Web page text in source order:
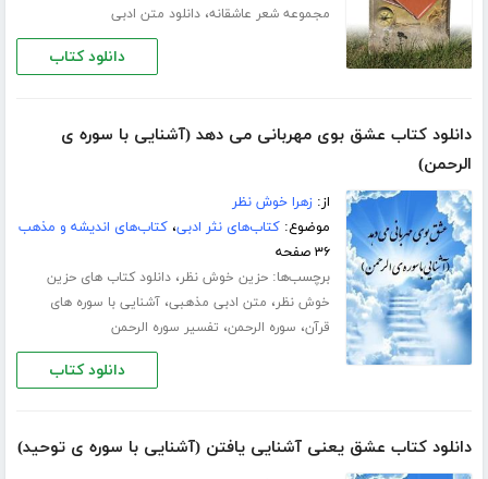
مجموعه شعر عاشقانه،دانلود متن ادبی
دانلود کتاب
دانلود کتاب عشق بوی مهربانی می دهد (آشنایی با سوره ی
الرحمن)
از:زهرا خوش نظر
موضوع:کتاب‌های نثر ادبی،کتاب‌های اندیشه و مذهب
۳۶ صفحه
برچسب‌ها:حزین خوش نظر،دانلود کتاب های حزین
خوش نظر، متن ادبی مذهبی،آشنایی با سوره های
قرآن، سوره الرحمن، تفسیر سوره الرحمن
دانلود کتاب
دانلود کتاب عشق یعنی آشنایی یافتن (آشنایی با سوره ی توحید)